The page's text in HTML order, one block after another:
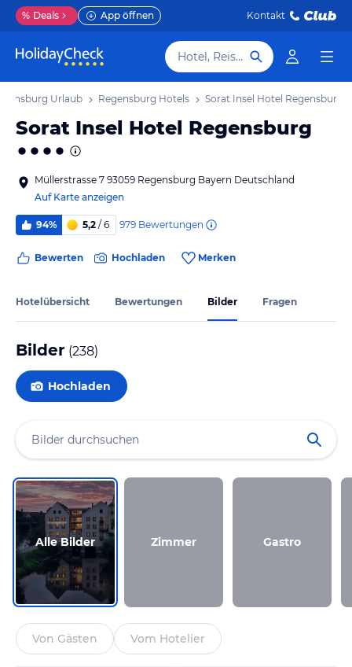
% Deals App öffnen Kontakt
Hotel, Reiseziel
Urlaub Regensburg Hotels Sorat Insel Hotel Regensburg
Sorat Insel Hotel Regensburg
Müllerstrasse 7 93059 Regensburg Bayern Deutschland
Auf Karte anzeigen
94% 5,2 / 6 979 Bewertungen
Bewerten Hochladen Merken
Hotelübersicht Bewertungen Bilder Fragen
Bilder (238)
Hochladen
Alle Bilder Zimmer Gastro
Von Gästen Vom Hotelier